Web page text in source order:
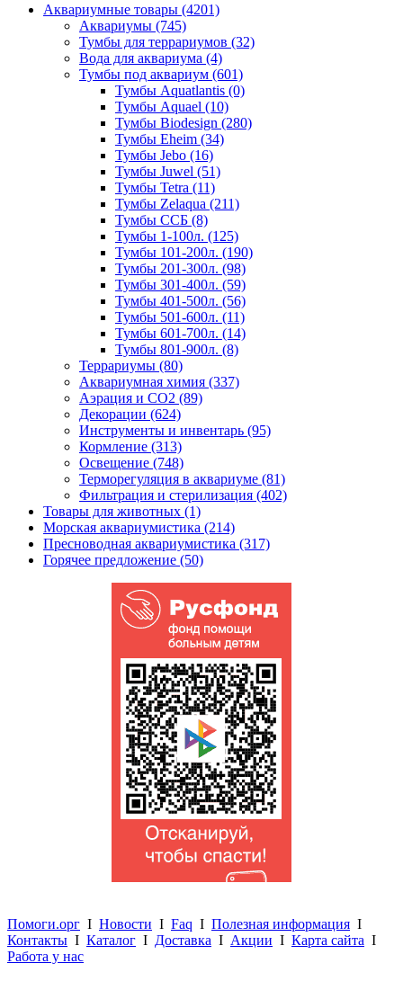
Аквариумные товары (4201)
Аквариумы (745)
Тумбы для террариумов (32)
Вода для аквариума (4)
Тумбы под аквариум (601)
Тумбы Aquatlantis (0)
Тумбы Aquael (10)
Тумбы Biodesign (280)
Тумбы Eheim (34)
Тумбы Jebo (16)
Тумбы Juwel (51)
Тумбы Tetra (11)
Тумбы Zelaqua (211)
Тумбы ССБ (8)
Тумбы 1-100л. (125)
Тумбы 101-200л. (190)
Тумбы 201-300л. (98)
Тумбы 301-400л. (59)
Тумбы 401-500л. (56)
Тумбы 501-600л. (11)
Тумбы 601-700л. (14)
Тумбы 801-900л. (8)
Террариумы (80)
Аквариумная химия (337)
Аэрация и CO2 (89)
Декорации (624)
Инструменты и инвентарь (95)
Кормление (313)
Освещение (748)
Терморегуляция в аквариуме (81)
Фильтрация и стерилизация (402)
Товары для животных (1)
Морская аквариумистика (214)
Пресноводная аквариумистика (317)
Горячее предложение (50)
Помоги.орг I Новости I Faq I Полезная информация I
Контакты I Каталог I Доставка I Акции I Карта сайта I
Работа у нас